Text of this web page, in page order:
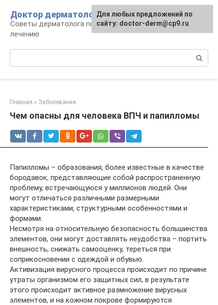
контенту
Доктор дерматолог
Советы дерматолога по уходу за кожей и
лечению
Главная » Заболевания
Чем опасны для человека ВПЧ и папилломы
Папилломы – образования, более известные в качестве
бородавок, представляющие собой распространенную
проблему, встречающуюся у миллионов людей. Они
могут отличаться различными размерными
характеристиками, структурными особенностями и
формами.
Несмотря на относительную безопасность большинства
элементов, они могут доставлять неудобства – портить
внешность, снижать самооценку, тереться при
соприкосновении с одеждой и обувью.
Активизация вирусного процесса происходит по причине
утраты организмом его защитных сил, в результате
этого происходит активное размножение вирусных
элементов, и на кожном покрове формируются
Для любых предложений по
сайту: doctor-derm@cp9.ru